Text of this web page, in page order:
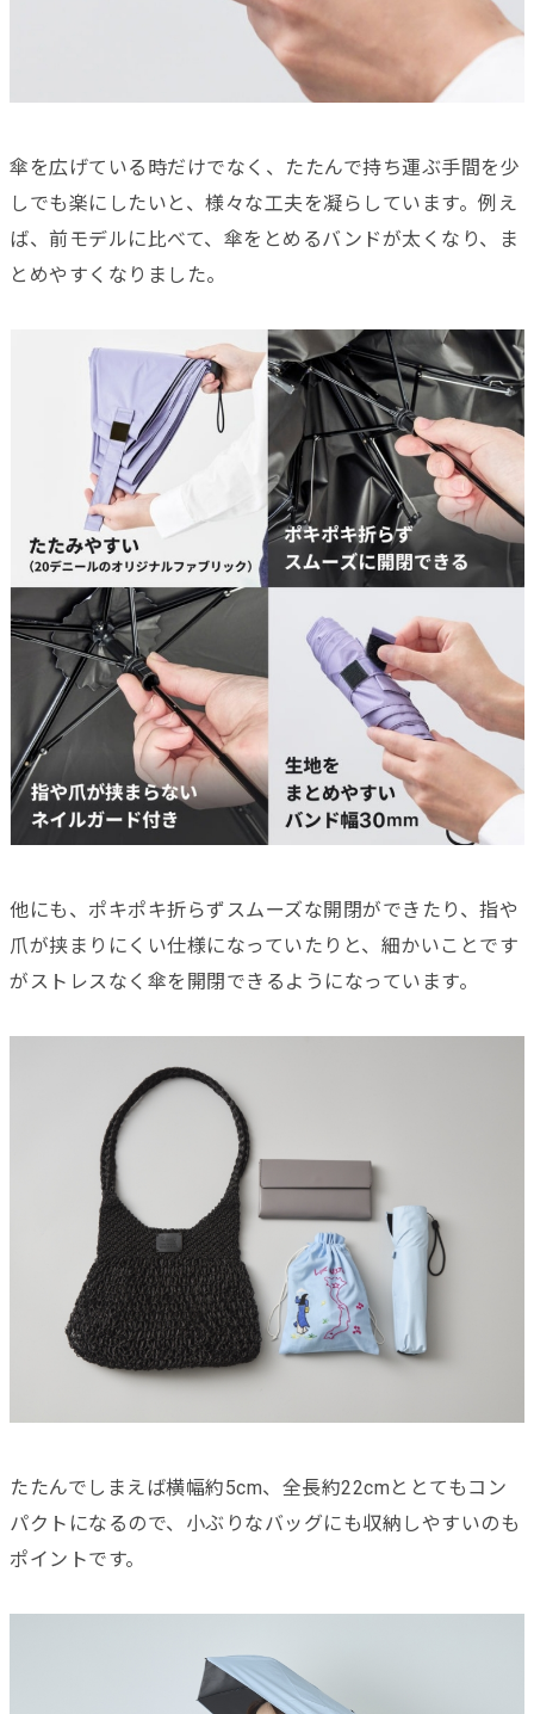
傘を広げている時だけでなく、たたんで持ち運ぶ手間を少
しでも楽にしたいと、様々な工夫を凝らしています。例え
ば、前モデルに比べて、傘をとめるバンドが太くなり、ま
とめやすくなりました。
他にも、ポキポキ折らずスムーズな開閉ができたり、指や
爪が挟まりにくい仕様になっていたりと、細かいことです
がストレスなく傘を開閉できるようになっています。
たたんでしまえば横幅約5cm、全長約22cmととてもコン
パクトになるので、小ぶりなバッグにも収納しやすいのも
ポイントです。